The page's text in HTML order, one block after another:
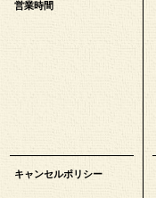
営業時間
キャンセルポリシー